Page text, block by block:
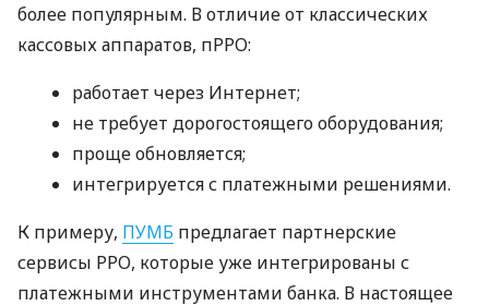
более популярным. В отличие от классических
кассовых аппаратов, пРРО:
работает через Интернет;
не требует дорогостоящего оборудования;
проще обновляется;
интегрируется с платежными решениями.
К примеру, ПУМБ предлагает партнерские
сервисы РРО, которые уже интегрированы с
платежными инструментами банка. В настоящее